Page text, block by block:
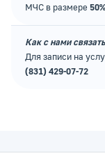
МЧС в размере 50%
Как с нами
Для записи на
(831) 429-07-72